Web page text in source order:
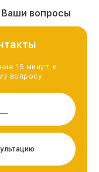
Ваши вопросы
15 минут, и
вопросу